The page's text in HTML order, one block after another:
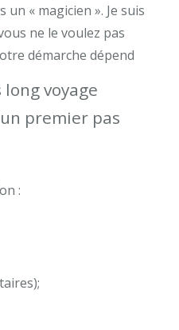
« magicien ». Je suis
ne le voulez pas
démarche dépend
voyage
premier pas
: